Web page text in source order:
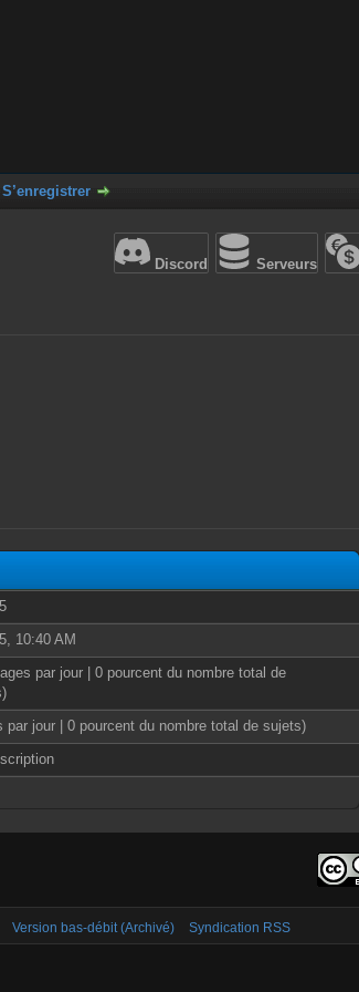
S’enregistrer
Discord Serveurs
10:40 AM
par jour | 0 pourcent du nombre total de
par jour | 0 pourcent du nombre total de sujets)
Version bas-débit (Archivé) Syndication RSS